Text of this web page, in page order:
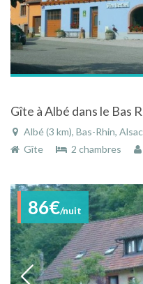
Gîte à Albé dans le Bas
Albé (3 km), Bas-Rhin,
Gîte
2 chambres
86€/nuit